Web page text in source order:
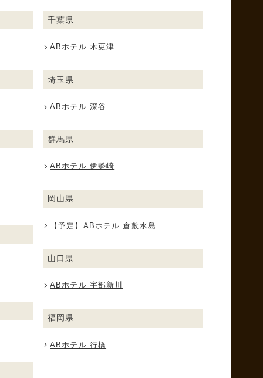
千葉県
ABホテル 木更津
埼玉県
ABホテル 深谷
群馬県
ABホテル 伊勢崎
岡山県
【予定】ABホテル 倉敷水島
山口県
ABホテル 宇部新川
福岡県
ABホテル 行橋